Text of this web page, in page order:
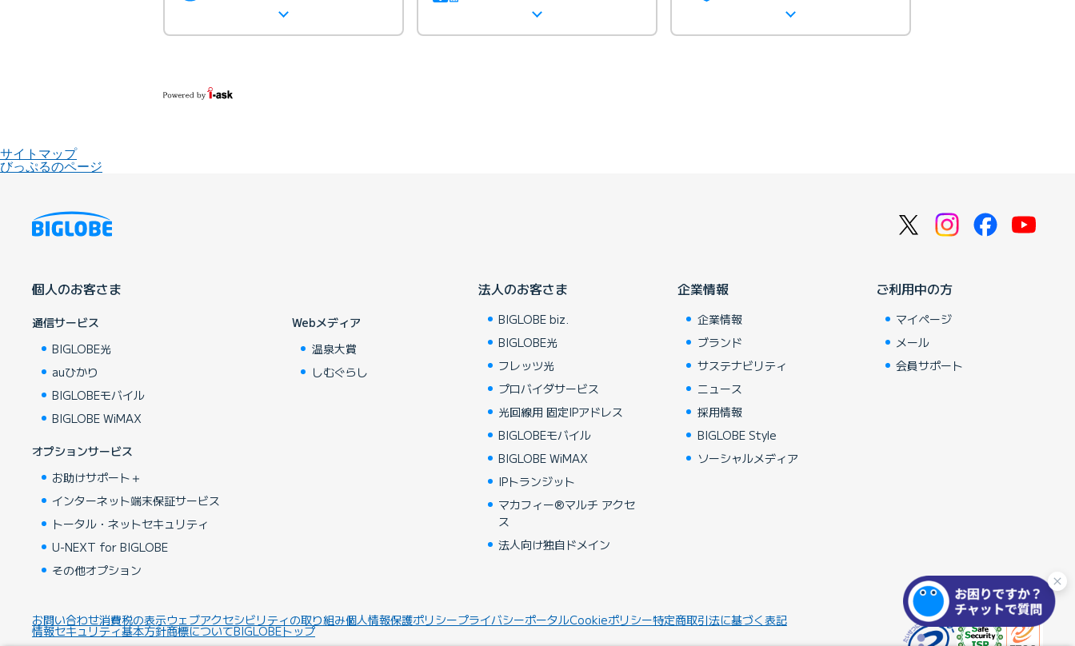
サイトマップ
びっぷるのページ
個人のお客さま
通信サービス
BIGLOBE光
auひかり
BIGLOBEモバイル
BIGLOBE WiMAX
オプションサービス
お助けサポート＋
インターネット端末保証サービス
トータル・ネットセキュリティ
U-NEXT for BIGLOBE
その他オプション
Webメディア
温泉大賞
しむぐらし
法人のお客さま
BIGLOBE biz.
BIGLOBE光
フレッツ光
プロバイダサービス
光回線用 固定IPアドレス
BIGLOBEモバイル
BIGLOBE WiMAX
IPトランジット
マカフィー®マルチ アクセ
ス
法人向け独自ドメイン
企業情報
企業情報
ブランド
サステナビリティ
ニュース
採用情報
BIGLOBE Style
ソーシャルメディア
ご利用中の方
マイページ
メール
会員サポート
お問い合わせ消費税の表示ウェブアクセシビリティの取り組み個人情報保護ポリシープライバシーポータルCookieポリシー特定商取引法に基づく表記
情報セキュリティ基本方針商標についてBIGLOBEトップ